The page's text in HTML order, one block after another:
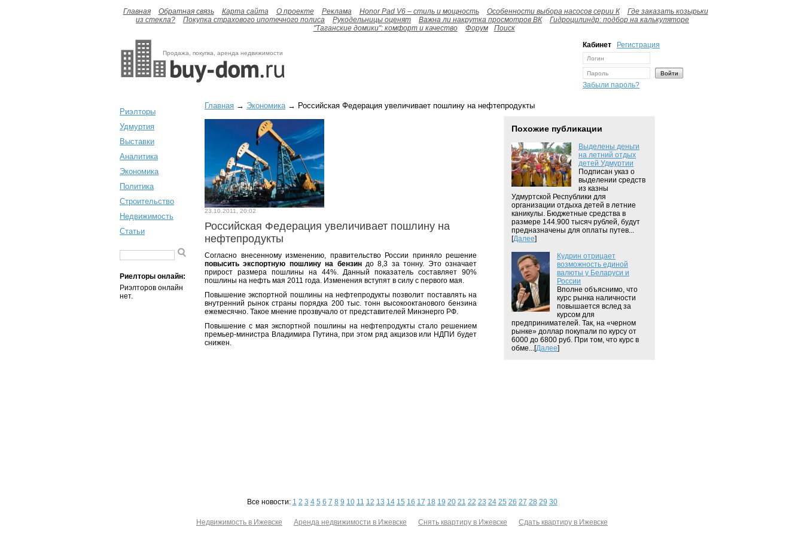
Главная Обратная связь Карта сайта О проекте Реклама Honor Pad V6 – стиль и мощность Особенности выбора насосов серии К
Где заказать козырьки
из стекла?
Покупка страхового ипотечного полиса Рукодельницы оценят Важна ли накрутка просмотров ВК
Гидроцилиндр: подбор на калькуляторе
"Таганские домики": комфорт и качество
Форум Поиск
Продажа, покупка, аренда недвижимости
Кабинет Регистрация
Забыли пароль?
Риэлторы
Удмуртия
Выставки
Аналитика
Экономика
Политика
Строительство
Недвижимость
Статьи
Риелторы онлайн:
Риэлторов онлайн
нет.
Главная → Экономика→ Российская Федерация увеличивает пошлину на нефтепродукты
23.10.2011, 20:02
Российская Федерация увеличивает пошлину на
нефтепродукты
Согласно внесенному изменению, правительство России приняло решение
повысить экспортную пошлину на бензиндо 8,3 за тонну. Это означает
прирост размера пошлины на 44%. Данный показатель составляет 90%
пошлины на нефть мая 2011 года. Изменения вступят в силу с первого мая.
Повышение экспортной пошлины на нефтепродукты позволит поставлять на
внутренний рынок страны порядка 200 тыс. тонн высокооктанового бензина
ежемесячно. Такое мнение прозвучало от представителей Минэнерго РФ.
Повышение с мая экспортной пошлины на нефтепродукты стало решением
премьер-министра Владимира Путина, при этом ряд акцизов или НДПИ будет
снижен.
Похожие публикации
Выделены деньги
на летний отдых
детей Удмуртии
Подписан указ о
выделении средств
из казны
Удмуртской Республики для
организации отдыха детей в летние
каникулы. Бюджетные средства в
размере 144.900 тысяч рублей, будут
предназначены для оплаты путев...
[Далее]
Кудрин отрицает
возможность единой
валюты у Беларуси и
России
Вполне объяснимо, что
курс рынка наличности
повышается вслед за
курсом для
предпринимателей. Так, на «черном
рынке» доллар покупали по курсу от
6000 до 6800 руб. При том, что курс в
обме...[Далее]
Все новости: 1 2 3 4 5 6 7 8 9 10 11 12 13 14 15 16 17 18 19 20 21 22 23 24 25 26 27 28 29 30
Недвижимость в Ижевске Аренда недвижимости в Ижевске Снять квартиру в Ижевске Сдать квартиру в Ижевске